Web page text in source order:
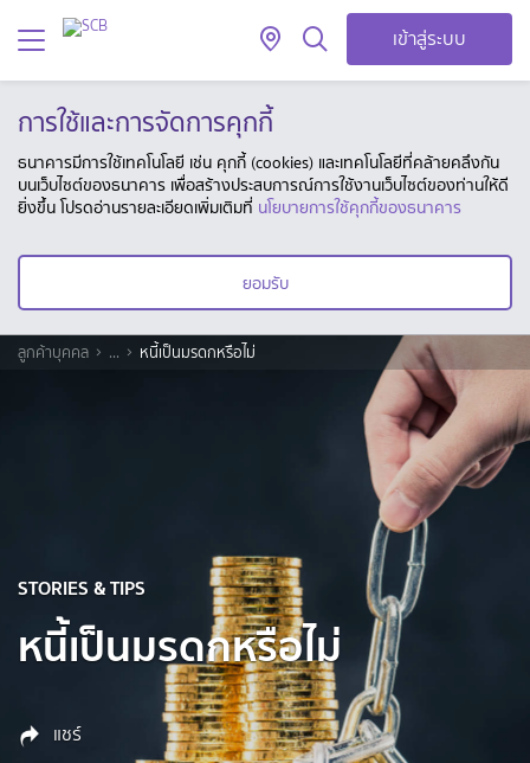
เข้าสู่ระบบ
การใช้และการจัดการคุกกี้
ธนาคารมีการใช้เทคโนโลยี เช่น คุกกี้ (cookies) และเทคโนโลยีที่คล้ายคลึงกัน
บนเว็บไซต์ของธนาคาร เพื่อสร้างประสบการณ์การใช้งานเว็บไซต์ของท่านให้ดี
ยิ่งขึ้น โปรดอ่านรายละเอียดเพิ่มเติมที่ นโยบายการใช้คุกกี้ของธนาคาร
ยอมรับ
ลูกค้าบุคคล ... หนี้เป็นมรดกหรือไม่
STORIES & TIPS
หนี้เป็นมรดกหรือไม่
แชร์